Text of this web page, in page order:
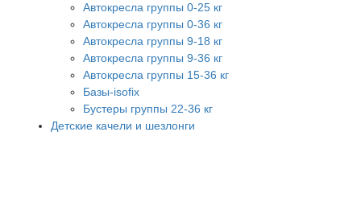
Автокресла группы 0-25 кг
Автокресла группы 0-36 кг
Автокресла группы 9-18 кг
Автокресла группы 9-36 кг
Автокресла группы 15-36 кг
Базы-isofix
Бустеры группы 22-36 кг
Детские качели и шезлонги